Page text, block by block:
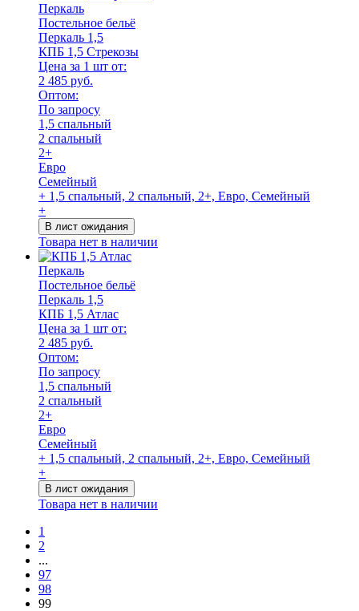
Перкаль
Постельное бельё
Перкаль 1,5
КПБ 1,5 Стрекозы
Цена за 1 шт от:
2 485 руб.
Оптом:
По запросу
1,5 спальный
2 спальный
2+
Евро
Семейный
+ 1,5 спальный, 2 спальный, 2+, Евро, Семейный
+
В лист ожидания
Товара нет в наличии
Перкаль
Постельное бельё
Перкаль 1,5
КПБ 1,5 Атлас
Цена за 1 шт от:
2 485 руб.
Оптом:
По запросу
1,5 спальный
2 спальный
2+
Евро
Семейный
+ 1,5 спальный, 2 спальный, 2+, Евро, Семейный
+
В лист ожидания
Товара нет в наличии
1
2
...
97
98
99